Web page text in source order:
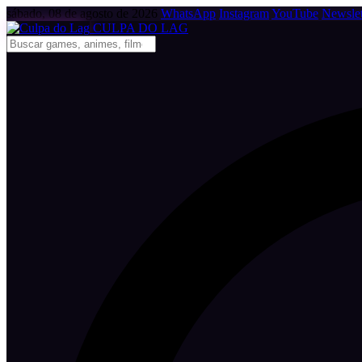
sábado, 08 de agosto de 2026 WhatsApp InstagramYouTube
CULPA DO LAG